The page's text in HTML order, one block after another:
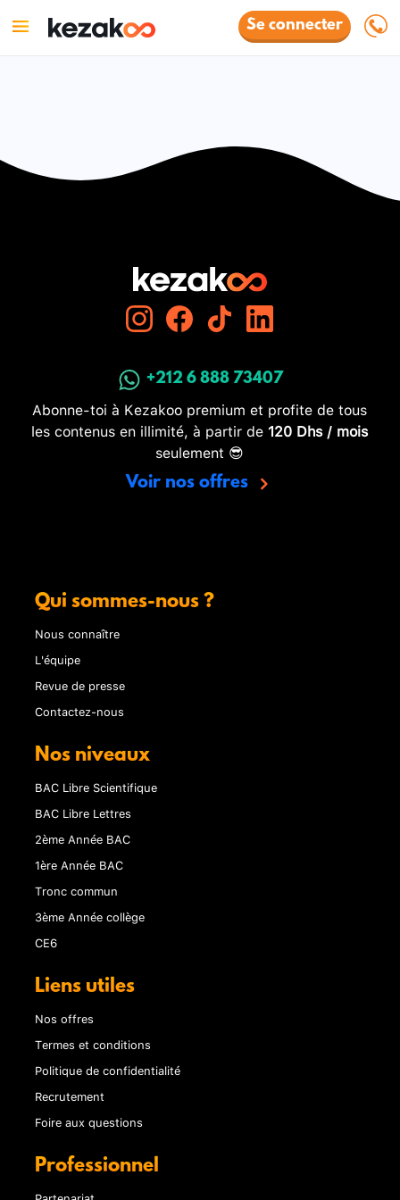
Se connecter
+212 6 888 73407
Abonne-toi à Kezakoo premium et profite de tous
les contenus en illimité, à partir de 120 Dhs / mois
seulement 😎
Voir nos offres
Qui sommes-nous ?
Nous connaître
L'équipe
Revue de presse
Contactez-nous
Nos niveaux
BAC Libre Scientifique
BAC Libre Lettres
2ème Année BAC
1ère Année BAC
Tronc commun
3ème Année collège
CE6
Liens utiles
Nos offres
Termes et conditions
Politique de confidentialité
Recrutement
Foire aux questions
Professionnel